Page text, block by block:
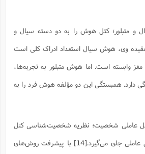
و متبلور؛ کتل هوش را به دو دسته سیال و
وی، هوش سیال استعداد ادراک کلی است
مغز وابسته است. اما هوش متبلور به تجربه‌ها،
دارد. همبستگی این دو مؤلفه هوش فرد را به
عاملی شخصیت؛ نظریه شخصیت‌شناسی کتل
جای می‌گیرد.[14]
با پیشرفت روش‌های